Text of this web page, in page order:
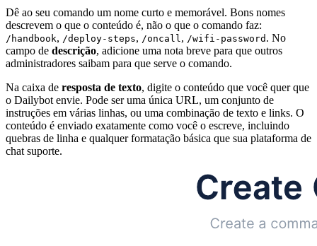
Dê ao seu comando um nome curto e memorável. Bons nomes
descrevem o que o conteúdo é, não o que o comando faz:
/handbook, /deploy-steps, /oncall, /wifi-password . No
campo de descrição, adicione uma nota breve para que outros
administradores saibam para que serve o comando.
Na caixa de resposta de texto, digite o conteúdo que você quer que
o Dailybot envie. Pode ser uma única URL, um conjunto de
instruções em várias linhas, ou uma combinação de texto e links. O
conteúdo é enviado exatamente como você o escreve, incluindo
quebras de linha e qualquer formatação básica que sua plataforma de
chat suporte.